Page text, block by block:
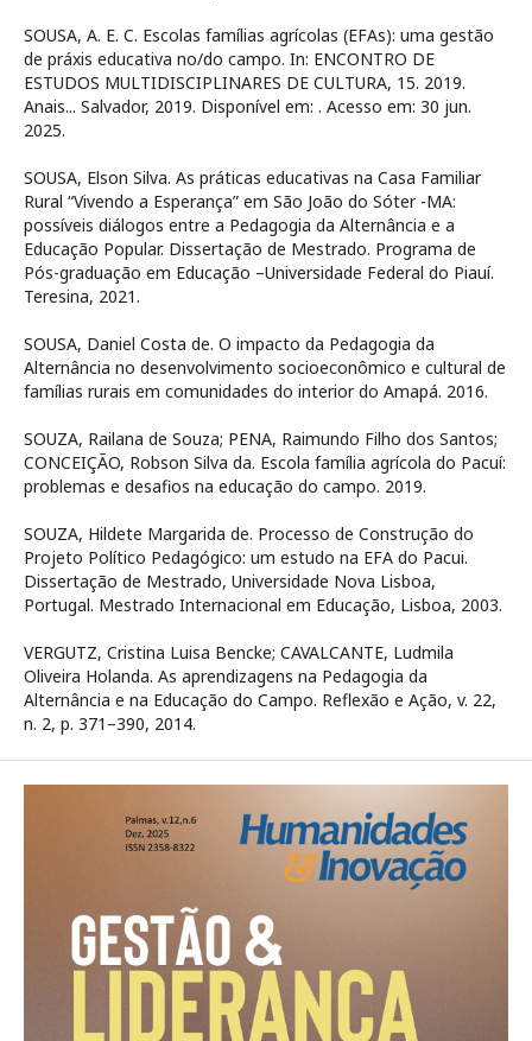
SOUSA, A. E. C. Escolas famílias agrícolas (EFAs): uma gestão
de práxis educativa no/do campo. In: ENCONTRO DE
ESTUDOS MULTIDISCIPLINARES DE CULTURA, 15. 2019.
Anais... Salvador, 2019. Disponível em: . Acesso em: 30 jun.
2025.
SOUSA, Elson Silva. As práticas educativas na Casa Familiar
Rural “Vivendo a Esperança” em São João do Sóter -MA:
possíveis diálogos entre a Pedagogia da Alternância e a
Educação Popular. Dissertação de Mestrado. Programa de
Pós-graduação em Educação –Universidade Federal do Piauí.
Teresina, 2021.
SOUSA, Daniel Costa de. O impacto da Pedagogia da
Alternância no desenvolvimento socioeconômico e cultural de
famílias rurais em comunidades do interior do Amapá. 2016.
SOUZA, Railana de Souza; PENA, Raimundo Filho dos Santos;
CONCEIÇÃO, Robson Silva da. Escola família agrícola do Pacuí:
problemas e desafios na educação do campo. 2019.
SOUZA, Hildete Margarida de. Processo de Construção do
Projeto Político Pedagógico: um estudo na EFA do Pacui.
Dissertação de Mestrado, Universidade Nova Lisboa,
Portugal. Mestrado Internacional em Educação, Lisboa, 2003.
VERGUTZ, Cristina Luisa Bencke; CAVALCANTE, Ludmila
Oliveira Holanda. As aprendizagens na Pedagogia da
Alternância e na Educação do Campo. Reflexão e Ação, v. 22,
n. 2, p. 371–390, 2014.